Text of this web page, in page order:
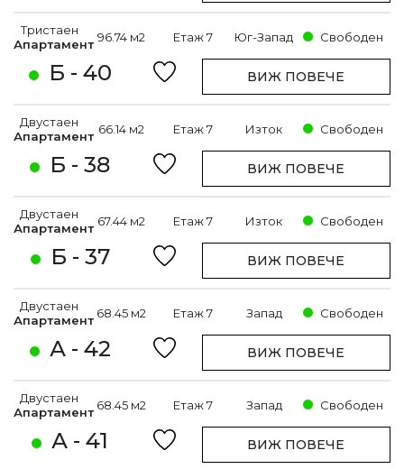
Б - 40
Тристаен
Апартамент 96.74 м2 Етаж 7 Юг-Запад Свободен
ВИЖ ПОВЕЧЕ
Б - 38
Двустаен
Апартамент 66.14 м2 Етаж 7 Изток Свободен
ВИЖ ПОВЕЧЕ
Б - 37
Двустаен
Апартамент 67.44 м2 Етаж 7 Изток Свободен
ВИЖ ПОВЕЧЕ
А - 42
Двустаен
Апартамент 68.45 м2 Етаж 7 Запад Свободен
ВИЖ ПОВЕЧЕ
А - 41
Двустаен
Апартамент 68.45 м2 Етаж 7 Запад Свободен
ВИЖ ПОВЕЧЕ